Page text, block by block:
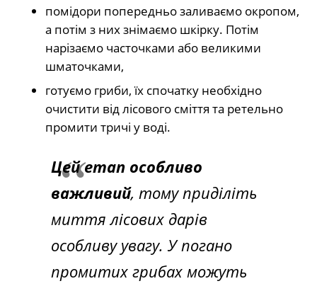
помідори попередньо заливаємо окропом,
а потім з них знімаємо шкірку. Потім
нарізаємо часточками або великими
шматочками,
готуємо гриби, їх спочатку необхідно
очистити від лісового сміття та ретельно
промити тричі у воді.
Цей етап особливо
важливий, тому приділіть
миття лісових дарів
особливу увагу. У погано
промитих грибах можуть